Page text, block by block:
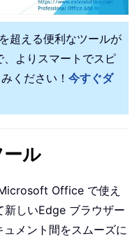
超える便利なツールが
よりスマートでスピ
ください！ 今すぐダ
ル
Office で使え
しいEdge ブラウザー
メント間をスムーズに